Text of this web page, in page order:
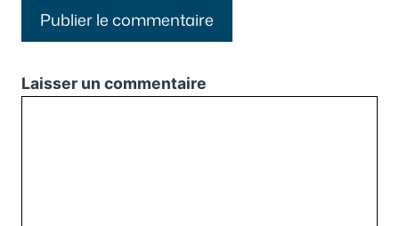
Laisser un commentaire